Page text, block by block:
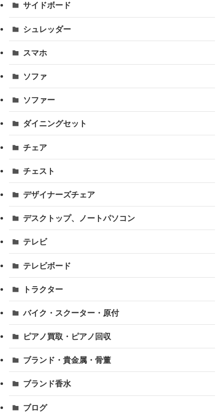
サイドボード
シュレッダー
スマホ
ソファ
ソファー
ダイニングセット
チェア
チェスト
デザイナーズチェア
デスクトップ、ノートパソコン
テレビ
テレビボード
トラクター
バイク・スクーター・原付
ピアノ買取・ピアノ回収
ブランド・貴金属・骨董
ブランド香水
ブログ